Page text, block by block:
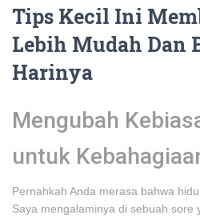
Tips Kecil Ini
Lebih Mudah Dan
Harinya
Mengubah
untuk
Pernahkah Anda merasa bahwa
Saya mengalaminya di sebuah sore